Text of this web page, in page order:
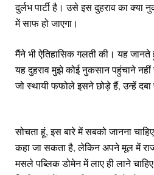
दुर्लभ पार्टी है। उसे इस दुहराव का क्‍या
में साफ हो जाएगा।
मैंने भी ऐतिहासिक गलती की। यह
यह दुहराव मुझे कोई नुकसान पहुंचाने
जो स्‍थायी फफोले इसने छोड़े हैं,उन्‍हें
सोचता हूं,इस बारे में सबको जानना
कहा जा सकता है,लेकिन अपने मूल में
मसले पब्लिक डोमेन में लाए ही लाने